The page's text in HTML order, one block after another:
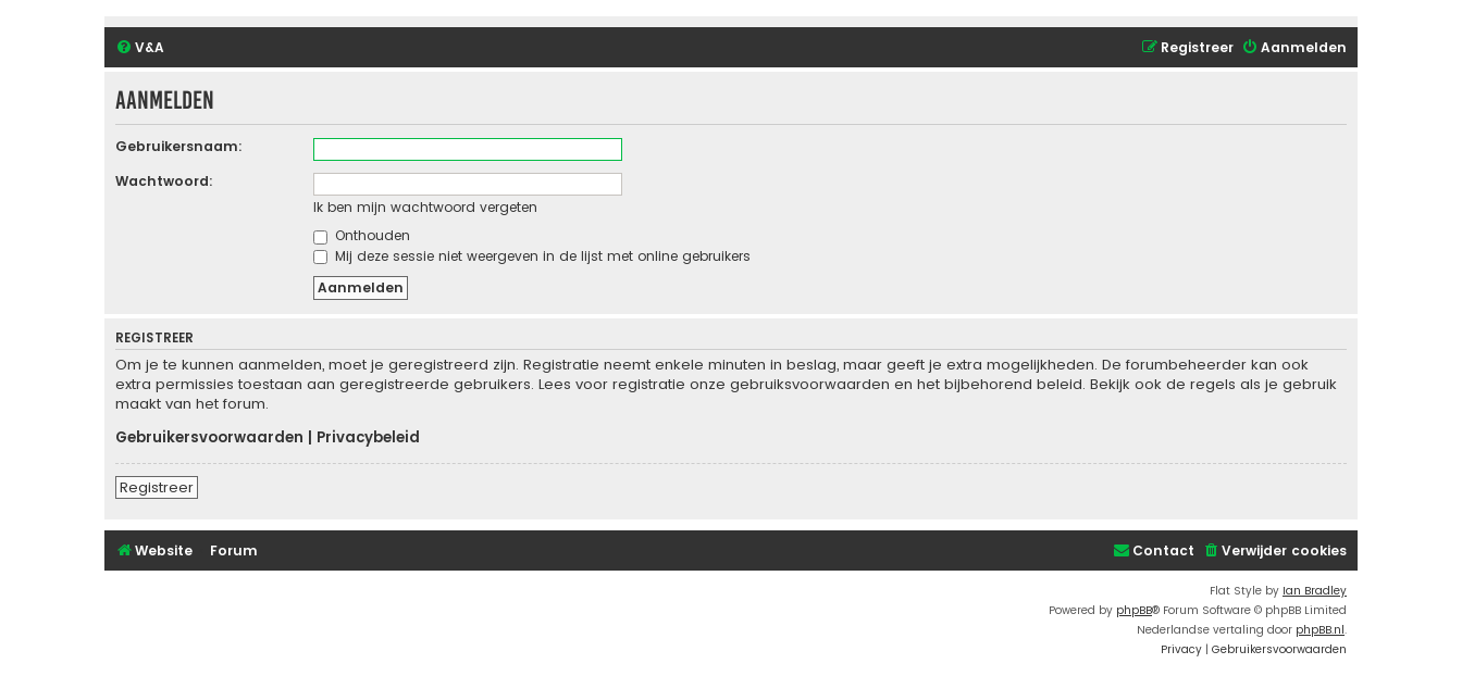
V&A Aanmelden
Registreer
Aanmelden
Gebruikersnaam:
Wachtwoord:
Ik ben mijn wachtwoord vergeten
Onthouden
Mij deze sessie niet weergeven in de lijst met online gebruikers
REGISTREER
Om je te kunnen aanmelden, moet je geregistreerd zijn. Registratie neemt enkele minuten in beslag, maar geeft je extra mogelijkheden. De forumbeheerder kan ook
extra permissies toestaan aan geregistreerde gebruikers. Lees voor registratie onze gebruiksvoorwaarden en het bijbehorend beleid. Bekijk ook de regels als je gebruik
maakt van het forum.
Gebruikersvoorwaarden
Privacybeleid
Registreer
Website Forum Verwijder cookies
Contact
Flat Style by Ian Bradley
Powered by phpBB® Forum Software © phpBB Limited
Nederlandse vertaling door phpBB.nl.
Privacy | Gebruikersvoorwaarden